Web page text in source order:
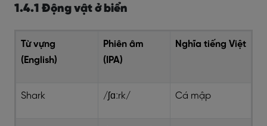
1.4.1 Động vật ở biển
Từ vựng
(English)
Phiên âm
(IPA)
Nghĩa tiếng Việt
Shark /ʃɑːrk/ Cá mập